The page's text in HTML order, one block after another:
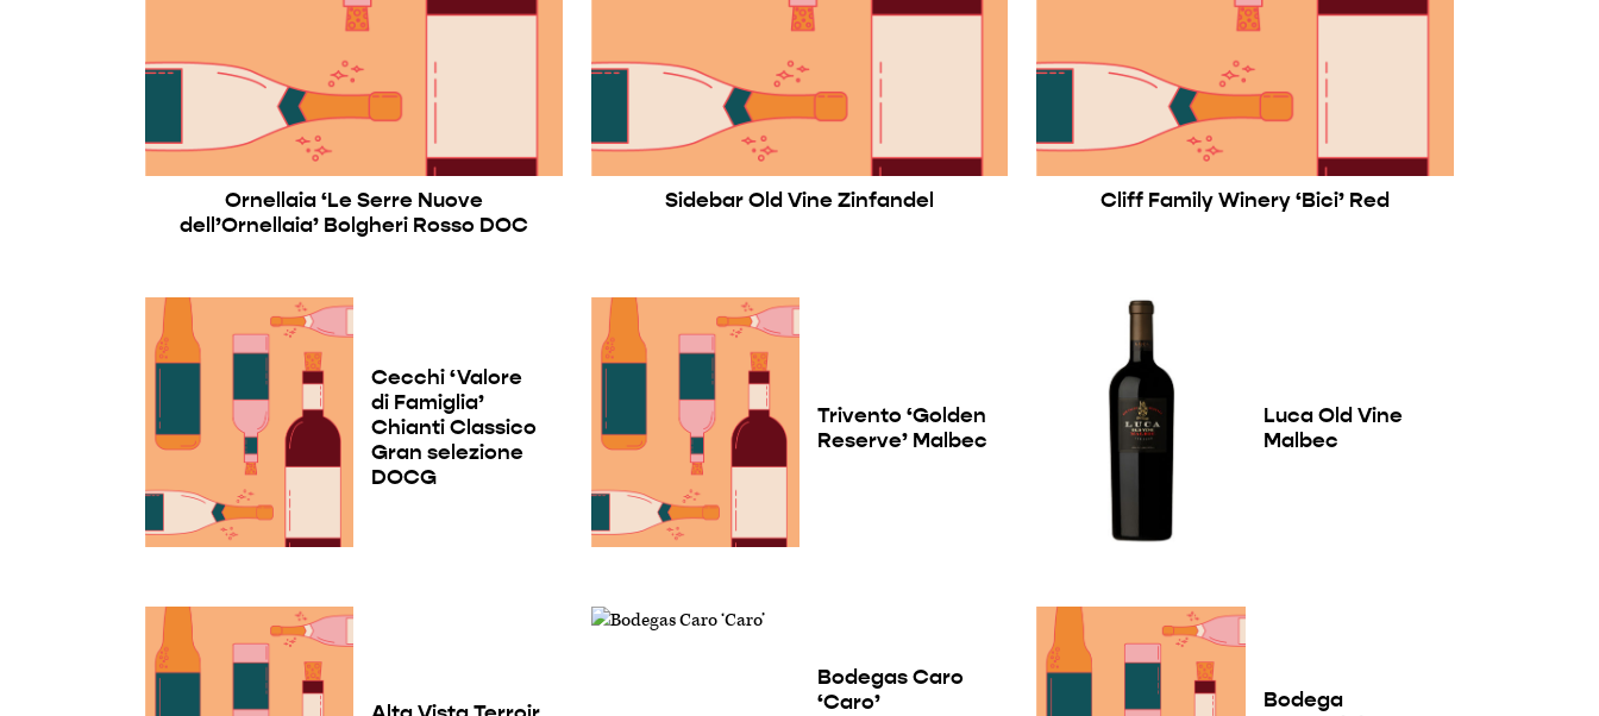
Ornellaia ‘Le Serre Nuove
dell’Ornellaia’ Bolgheri Rosso DOC
Sidebar Old Vine Zinfandel Cliff Family Winery ‘Bici’ Red
Cecchi ‘Valore
di Famiglia’
Chianti Classico
Gran selezione
DOCG
Trivento ‘Golden
Reserve’ Malbec
Luca Old Vine
Malbec
Bodegas Caro
‘Caro’
Bodega